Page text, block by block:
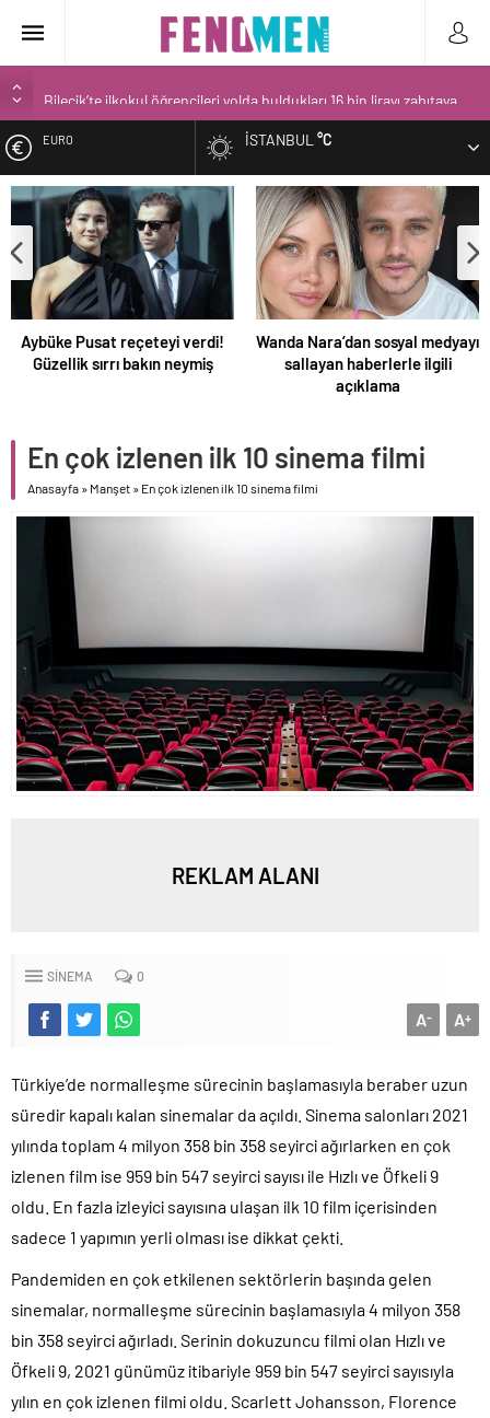
Bilecik’te ilkokul öğrencileri yolda buldukları 16 bin lirayı zabıtaya
Narin’in babası Arif Güran ambulans ile hastaneye götürüldü
Spor salonu işletmecisinin 3 yaşındaki oğlunun gözü önünde
öldürülmesi kamerada
Narin Güran davasında 2. gün! Aramalarda bulunan kırmızı terlik
soruldu
Narin Güran cinayeti sonrası gizli bir toplantı mı yapıldı?
EURO
ALTIN
DOLAR
İSTANBUL°C
Aybüke Pusat reçeteyi verdi!
Güzellik sırrı bakın neymiş
Wanda Nara’dan sosyal medyayı
sallayan haberlerle ilgili
açıklama
En çok izlenen ilk 10 sinema filmi
Anasayfa » Manşet » En çok izlenen ilk 10 sinema filmi
REKLAM ALANI
SINEMA 0
A+
A-
Türkiye’de normalleşme sürecinin başlamasıyla beraber uzun
süredir kapalı kalan sinemalar da açıldı. Sinema salonları 2021
yılında toplam 4 milyon 358 bin 358 seyirci ağırlarken en çok
izlenen film ise 959 bin 547 seyirci sayısı ile Hızlı ve Öfkeli 9
oldu. En fazla izleyici sayısına ulaşan ilk 10 film içerisinden
sadece 1 yapımın yerli olması ise dikkat çekti.
Pandemiden en çok etkilenen sektörlerin başında gelen
sinemalar, normalleşme sürecinin başlamasıyla 4 milyon 358
bin 358 seyirci ağırladı. Serinin dokuzuncu filmi olan Hızlı ve
Öfkeli 9, 2021 günümüz itibariyle 959 bin 547 seyirci sayısıyla
yılın en çok izlenen filmi oldu. Scarlett Johansson, Florence